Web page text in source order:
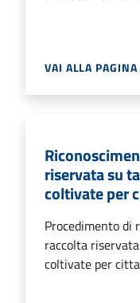
VAI ALLA PAGINA
riservata su
coltivate per
Procedimento di
raccolta
coltivate per